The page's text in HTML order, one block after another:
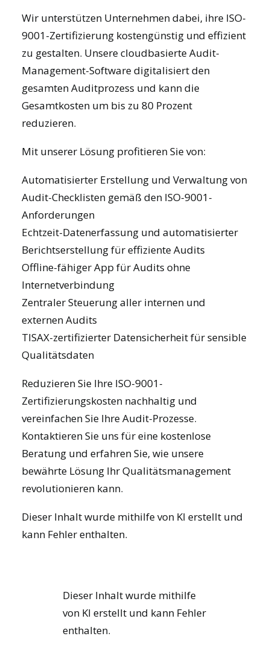
Wir unterstützen Unternehmen dabei, ihre ISO-
9001-Zertifizierung kostengünstig und effizient
zu gestalten. Unsere cloudbasierteAudit-
Management-Softwaredigitalisiert den
gesamten Auditprozess und kann die
Gesamtkosten um bis zu 80 Prozent
reduzieren.
Mit unserer Lösung profitieren Sie von:
Automatisierter Erstellung und Verwaltung von
Audit-Checklisten gemäß den ISO-9001-
Anforderungen
Echtzeit-Datenerfassung und automatisierter
Berichtserstellung für effiziente Audits
Offline-fähiger App für Audits ohne
Internetverbindung
Zentraler Steuerung aller internen und
externen Audits
TISAX-zertifizierter Datensicherheit für sensible
Qualitätsdaten
Reduzieren Sie Ihre ISO-9001-
Zertifizierungskosten nachhaltig und
vereinfachen Sie Ihre Audit-Prozesse.
Kontaktieren Sie uns für eine kostenlose
Beratung und erfahren Sie, wie unsere
bewährte Lösung Ihr Qualitätsmanagement
revolutionieren kann.
Dieser Inhalt wurde mithilfe von KI erstellt und
kann Fehler enthalten.
Dieser Inhalt wurde mithilfe
von KI erstellt und kann Fehler
enthalten.